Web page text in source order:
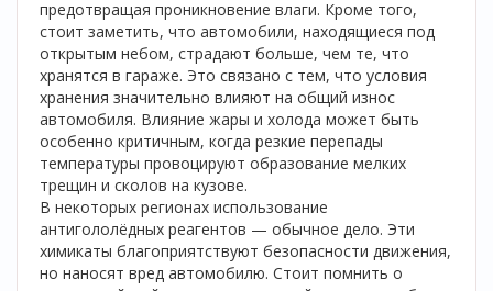
предотвращая проникновение влаги. Кроме того,
стоит заметить, что автомобили, находящиеся под
открытым небом, страдают больше, чем те, что
хранятся в гараже. Это связано с тем, что условия
хранения значительно влияют на общий износ
автомобиля. Влияние жары и холода может быть
особенно критичным, когда резкие перепады
температуры провоцируют образование мелких
трещин и сколов на кузове.
В некоторых регионах использование
антигололёдных реагентов — обычное дело. Эти
химикаты благоприятствуют безопасности движения,
но наносят вред автомобилю. Стоит помнить о